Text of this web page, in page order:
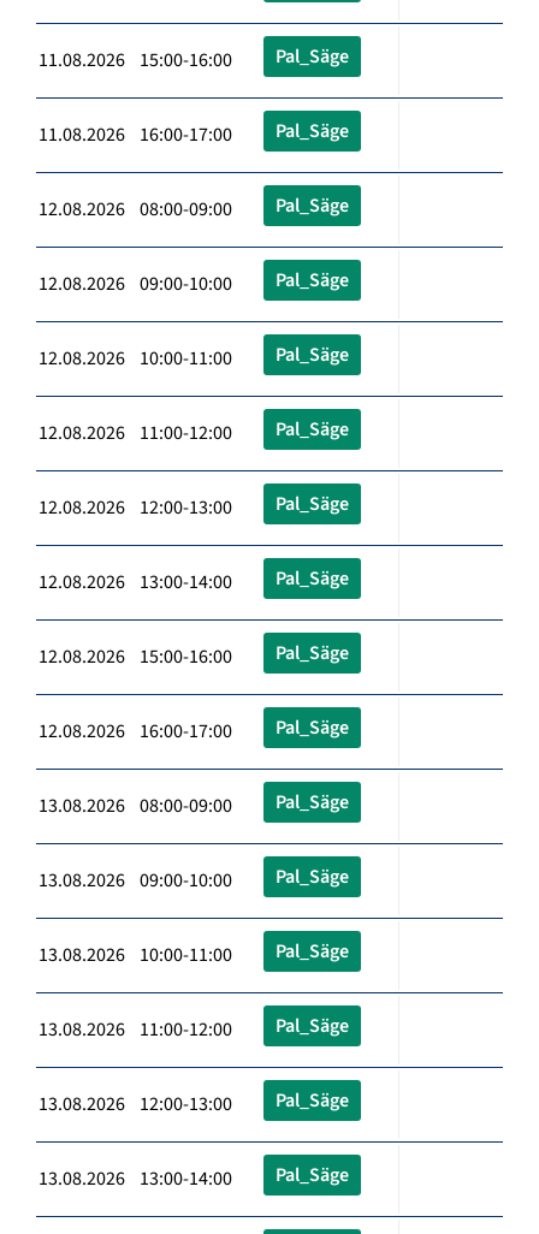
11.08.2026 15:00-16:00 Pal_Säge
11.08.2026 16:00-17:00 Pal_Säge
12.08.2026 08:00-09:00 Pal_Säge
12.08.2026 09:00-10:00 Pal_Säge
12.08.2026 10:00-11:00 Pal_Säge
12.08.2026 11:00-12:00 Pal_Säge
12.08.2026 12:00-13:00 Pal_Säge
12.08.2026 13:00-14:00 Pal_Säge
12.08.2026 15:00-16:00 Pal_Säge
12.08.2026 16:00-17:00 Pal_Säge
13.08.2026 08:00-09:00 Pal_Säge
13.08.2026 09:00-10:00 Pal_Säge
13.08.2026 10:00-11:00 Pal_Säge
13.08.2026 11:00-12:00 Pal_Säge
13.08.2026 12:00-13:00 Pal_Säge
13.08.2026 13:00-14:00 Pal_Säge